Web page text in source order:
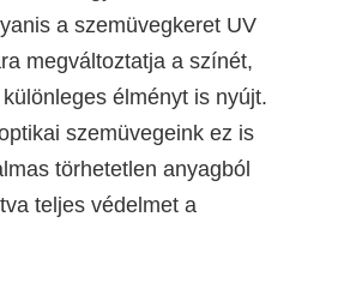
a szemüvegkeret UV
megváltoztatja a színét,
élményt is nyújt.
szemüvegeink ez is
törhetetlen anyagból
teljes védelmet a